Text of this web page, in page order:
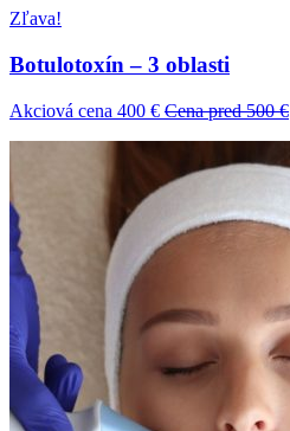
Zľava!
Botulotoxín – 3 oblasti
Akciová cena 400 € Cena pred 500 €